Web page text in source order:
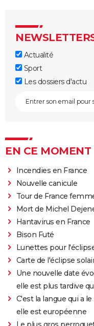
Actualité
Sport
Les dossiers d'actu
EN CE MOMENT
Incendies en France
Nouvelle canicule
Tour de France
Mort de Michel
Hantavirus en France
Bison Futé
Lunettes pour
Carte de l'éclipse
Une nouvelle date
elle est plus tardive
C'est la langue qui a
elle est européenne